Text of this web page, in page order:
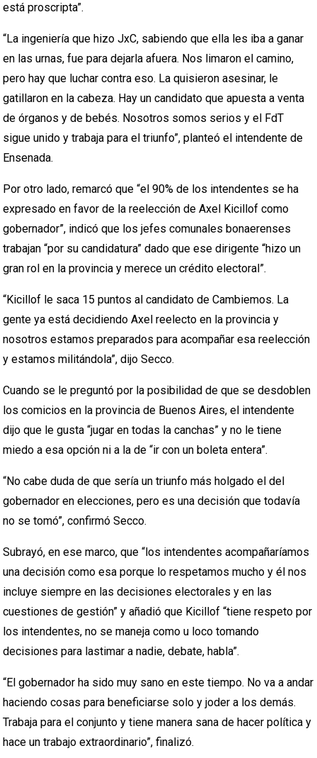
está proscripta”.
“La ingeniería que hizo JxC, sabiendo que ella les iba a ganar
en las urnas, fue para dejarla afuera. Nos limaron el camino,
pero hay que luchar contra eso. La quisieron asesinar, le
gatillaron en la cabeza. Hay un candidato que apuesta a venta
de órganos y de bebés. Nosotros somos serios y el FdT
sigue unido y trabaja para el triunfo”, planteó el intendente de
Ensenada.
Por otro lado, remarcó que “el 90% de los intendentes se ha
expresado en favor de la reelección de Axel Kicillof como
gobernador”, indicó que los jefes comunales bonaerenses
trabajan “por su candidatura” dado que ese dirigente “hizo un
gran rol en la provincia y merece un crédito electoral”.
“Kicillof le saca 15 puntos al candidato de Cambiemos. La
gente ya está decidiendo Axel reelecto en la provincia y
nosotros estamos preparados para acompañar esa reelección
y estamos militándola”, dijo Secco.
Cuando se le preguntó por la posibilidad de que se desdoblen
los comicios en la provincia de Buenos Aires, el intendente
dijo que le gusta “jugar en todas la canchas” y no le tiene
miedo a esa opción ni a la de “ir con un boleta entera”.
“No cabe duda de que sería un triunfo más holgado el del
gobernador en elecciones, pero es una decisión que todavía
no se tomó”, confirmó Secco.
Subrayó, en ese marco, que “los intendentes acompañaríamos
una decisión como esa porque lo respetamos mucho y él nos
incluye siempre en las decisiones electorales y en las
cuestiones de gestión” y añadió que Kicillof “tiene respeto por
los intendentes, no se maneja como u loco tomando
decisiones para lastimar a nadie, debate, habla”.
“El gobernador ha sido muy sano en este tiempo. No va a andar
haciendo cosas para beneficiarse solo y joder a los demás.
Trabaja para el conjunto y tiene manera sana de hacer política y
hace un trabajo extraordinario”, finalizó.